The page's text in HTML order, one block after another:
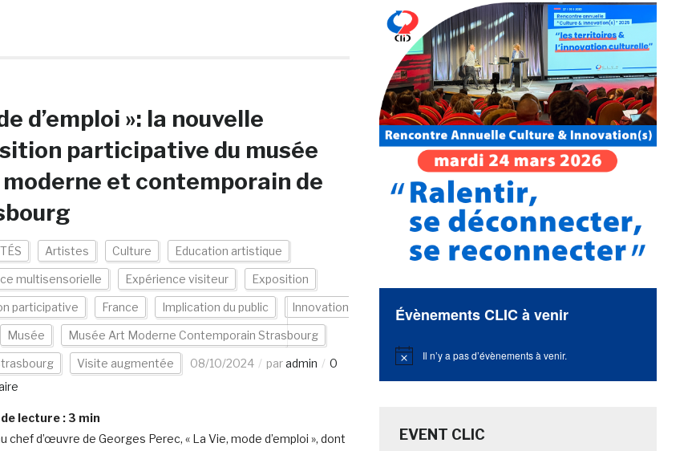
d’emploi »: la nouvelle
participative du musée
moderne et contemporain de
Artistes Culture Education artistique
multisensorielle Expérience visiteur Exposition
participative France Implication du public Innovation
Musée Musée Art Moderne Contemporain Strasbourg
Visite augmentée 08/10/2024 paradmin
0
lecture : 3 min
chef d’œuvre de Georges Perec, « La Vie, mode d’emploi », dont
Évènements CLIC à venir
Notice Il n’y a pas d’évènements à venir.
EVENT CLIC